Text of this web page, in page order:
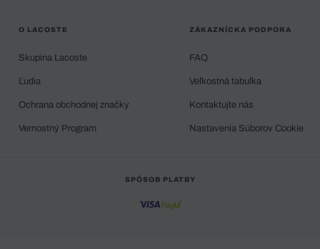
O LACOSTE
Skupina Lacoste
Ľudia
Ochrana obchodnej značky
Vernostný Program
ZÁKAZNÍCKA PODPORA
FAQ
Veľkostná tabuľka
Kontaktujte nás
Nastavenia Súborov Cookie
SPÔSOB PLATBY